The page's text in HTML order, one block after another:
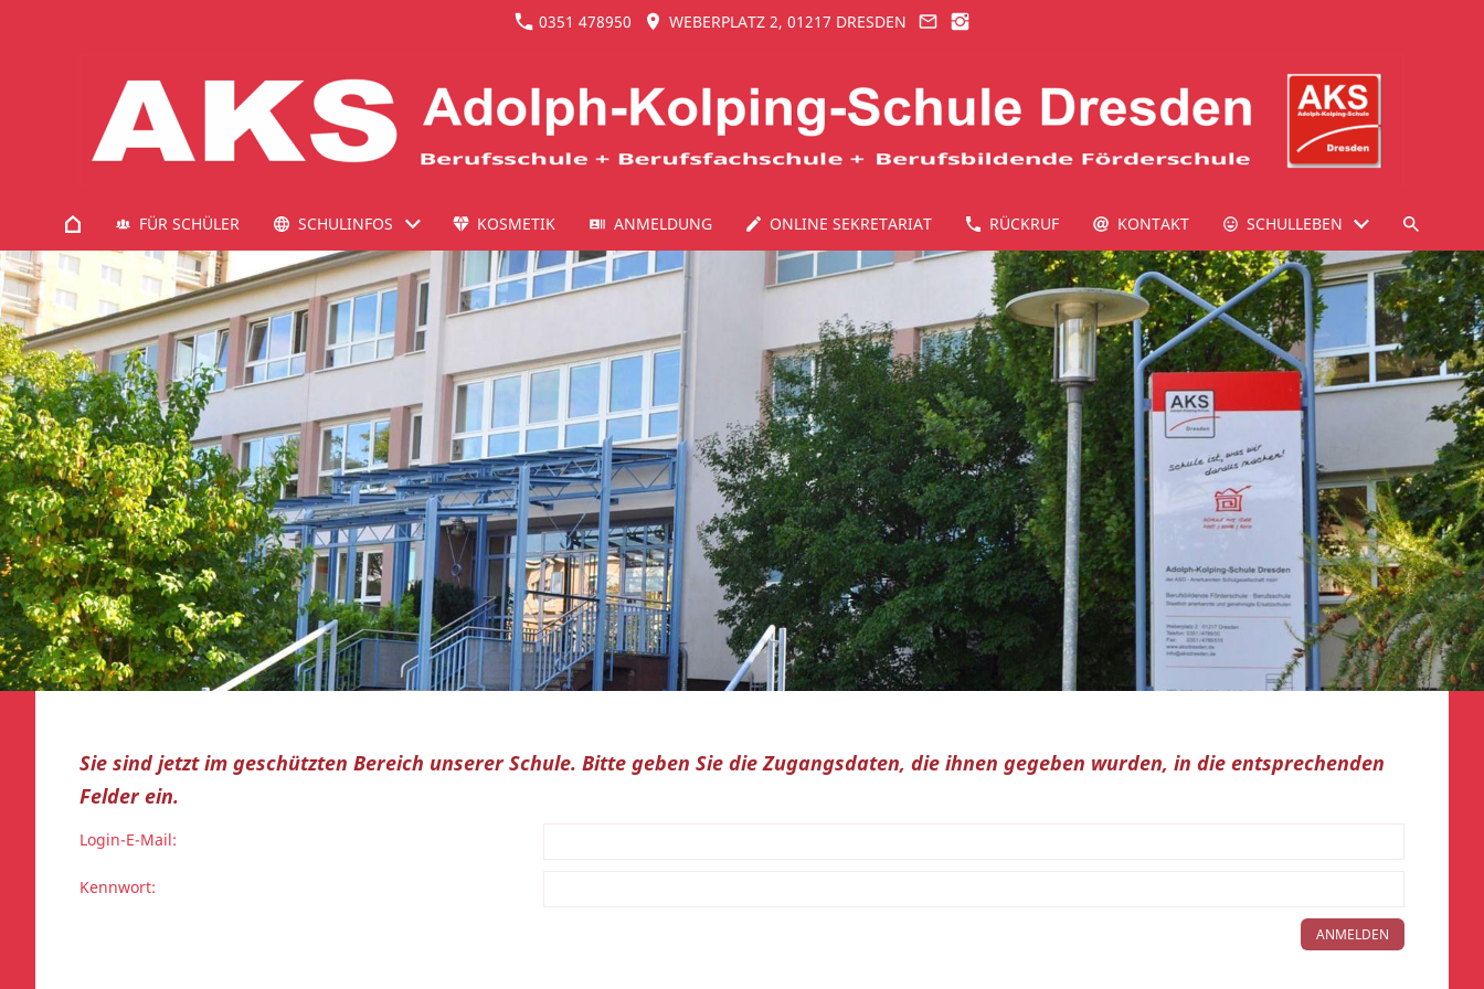
0351 478950 WEBERPLATZ 2, 01217 DRESDEN
FÜR SCHÜLER SCHULINFOS KOSMETIK ANMELDUNG ONLINE SEKRETARIAT RÜCKRUF KONTAKT SCHULLEBEN
Sie sind jetzt im geschützten Bereich unserer Schule. Bitte geben Sie die Zugangsdaten, die ihnen gegeben wurden, in die entsprechenden
Felder ein.
Login-E-Mail:
Kennwort: